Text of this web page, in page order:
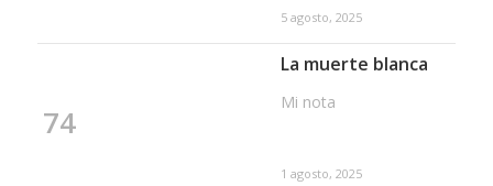
5 agosto, 2025
74
La muerte blanca
Mi nota
1 agosto, 2025